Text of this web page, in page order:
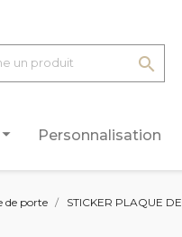

arrow_drop_down Personnalisation
de porte STICKER PLAQUE